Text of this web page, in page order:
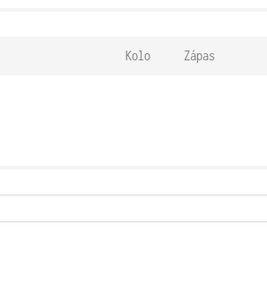
Kolo Zápas